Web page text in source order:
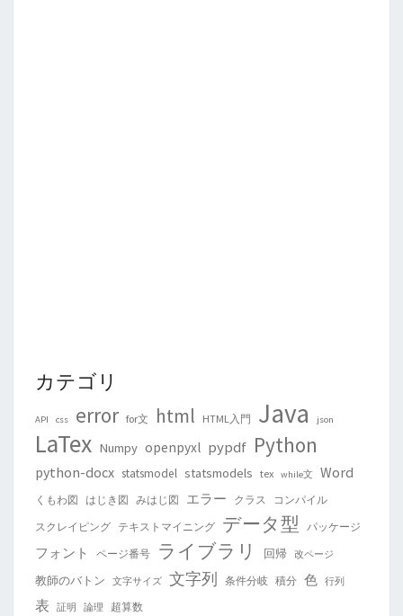
カテゴリ
API css error for文 html HTML入門 Java json
LaTex Numpy openpyxl pypdf Python
python-docx statsmodel statsmodels tex while文 Word
くもわ図 はじき図 みはじ図 エラー クラス
コンパイル
スクレイピング テキストマイニング データ型 パッケージ
フォント ページ番号 ライブラリ 回帰 改ページ
教師のバトン 文字サイズ 文字列 条件分岐 積分 色 行列
表 証明 論理 超算数